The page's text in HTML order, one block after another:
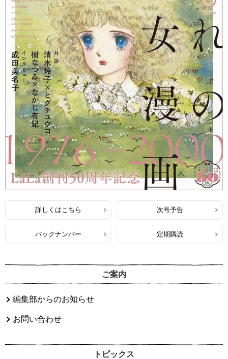
詳しくはこちら 次号予告
バックナンバー 定期購読
ご案内
編集部からのお知らせ
お問い合わせ
トピックス